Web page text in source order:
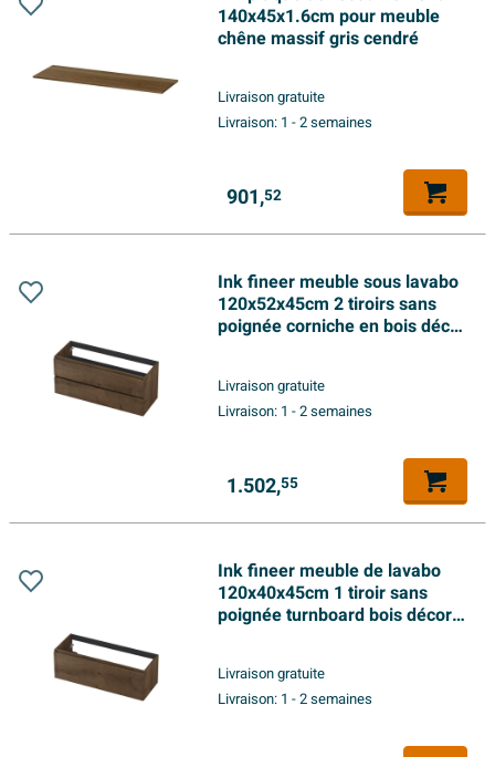
140x45x1.6cm pour meuble
chêne massif gris cendré
Livraison gratuite
Livraison: 1 - 2 semaines
901,52
Ink fineer meuble sous lavabo
120x52x45cm 2 tiroirs sans
poignée corniche en bois décor
Livraison gratuite
Livraison: 1 - 2 semaines
1.502,55
Ink fineer meuble de lavabo
120x40x45cm 1 tiroir sans
poignée turnboard bois décor
Livraison gratuite
Livraison: 1 - 2 semaines